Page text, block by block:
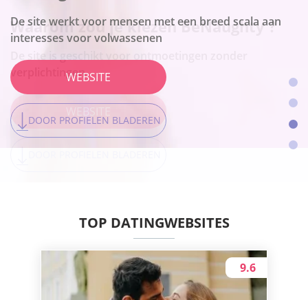
WEBSITE
DOOR PROFIELEN BLADEREN
De site werkt voor mensen met een breed scala aan
interesses voor volwassenen
WEBSITE
DOOR PROFIELEN BLADEREN
De site is geschikt voor ontmoetingen zonder
verplichtingen
WEBSITE
DOOR PROFIELEN BLADEREN
Waarom zou je kiezen
Together2Night ?
Het platform is het beste voor lokale aansluitingen
TOP DATINGWEBSITES
9.6